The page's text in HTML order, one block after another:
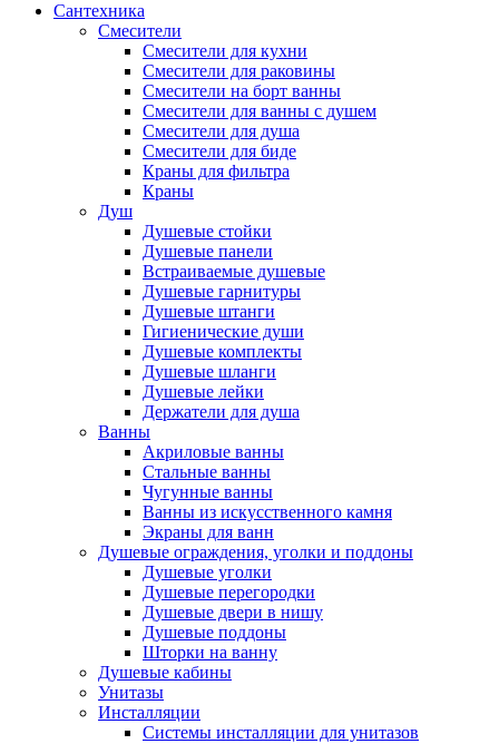
Сантехника
Смесители
Смесители для кухни
Смесители для раковины
Смесители на борт ванны
Смесители для ванны с душем
Смесители для душа
Смесители для биде
Краны для фильтра
Краны
Душ
Душевые стойки
Душевые панели
Встраиваемые душевые
Душевые гарнитуры
Душевые штанги
Гигиенические души
Душевые комплекты
Душевые шланги
Душевые лейки
Держатели для душа
Ванны
Акриловые ванны
Стальные ванны
Чугунные ванны
Ванны из искусственного камня
Экраны для ванн
Душевые ограждения, уголки и поддоны
Душевые уголки
Душевые перегородки
Душевые двери в нишу
Душевые поддоны
Шторки на ванну
Душевые кабины
Унитазы
Инсталляции
Системы инсталляции для унитазов